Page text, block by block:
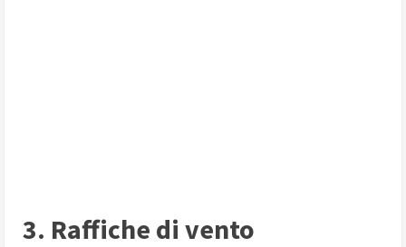
3. Raffiche di vento